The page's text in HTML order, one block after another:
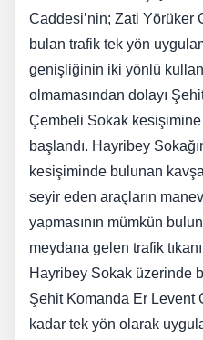
Caddesi’nin; Zati Yörüker
bulan trafik tek yön
genişliğinin iki yönlü
olmamasından dolayı
Çembeli Sokak
başlandı. Hayribey
kesişiminde bulunan
seyir eden araçların
yapmasının mümkün
meydana gelen trafik
Hayribey Sokak üzerinde
Şehit Komanda Er Levent
kadar tek yön olarak